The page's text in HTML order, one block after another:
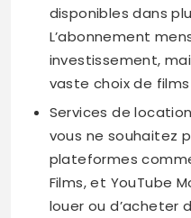
disponibles dans
L’abonnement
investissement,
vaste choix de
Services de
vous ne souhaitez
plateformes
Films, et YouTube
louer ou d’acheter